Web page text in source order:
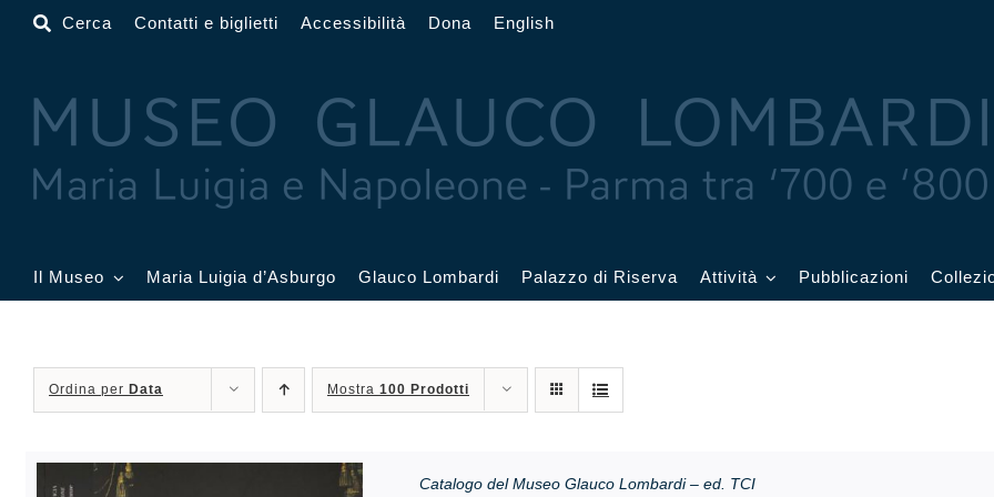
Salta
Cerca Contatti e biglietti Accessibilità Dona English
Il Museo
Sala Acquerelli
Sala Francesi Sala Petitot Sala Affetti
Maria Luigia d’Asburgo Glauco Lombardi Palazzo di Riserva Attività
Didattica e visite
Pubblicazioni
Ordina per Data Mostra 100 Prodotti
Catalogo del Museo Glauco Lombardi – ed. TCI